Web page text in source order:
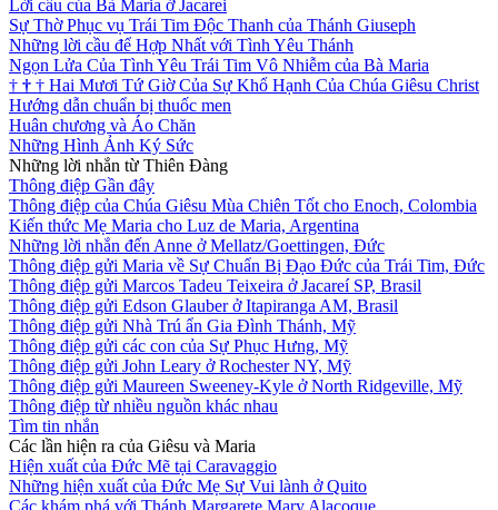
Lời cầu của Bà Maria ở Jacarei
Sự Thờ Phục vụ Trái Tim Độc Thanh của Thánh Giuseph
Những lời cầu để Hợp Nhất với Tình Yêu Thánh
Ngọn Lửa Của Tình Yêu Trái Tim Vô Nhiễm của Bà Maria
† † † Hai Mươi Tứ Giờ Của Sự Khổ Hạnh Của Chúa Giêsu Christ
Hướng dẫn chuẩn bị thuốc men
Huân chương và Áo Chăn
Những Hình Ảnh Ký Sức
Những lời nhắn từ Thiên Đàng
Thông điệp Gần đây
Thông điệp của Chúa Giêsu Mùa Chiên Tốt cho Enoch, Colombia
Kiến thức Mẹ Maria cho Luz de Maria, Argentina
Những lời nhắn đến Anne ở Mellatz/Goettingen, Đức
Thông điệp gửi Maria về Sự Chuẩn Bị Đạo Đức của Trái Tim, Đức
Thông điệp gửi Marcos Tadeu Teixeira ở Jacareí SP, Brasil
Thông điệp gửi Edson Glauber ở Itapiranga AM, Brasil
Thông điệp gửi Nhà Trú ẩn Gia Đình Thánh, Mỹ
Thông điệp gửi các con của Sự Phục Hưng, Mỹ
Thông điệp gửi John Leary ở Rochester NY, Mỹ
Thông điệp gửi Maureen Sweeney-Kyle ở North Ridgeville, Mỹ
Thông điệp từ nhiều nguồn khác nhau
Tìm tin nhắn
Các lần hiện ra của Giêsu và Maria
Hiện xuất của Đức Mẽ tại Caravaggio
Những hiện xuất của Đức Mẹ Sự Vui lành ở Quito
Các khám phá với Thánh Margarete Mary Alacoque